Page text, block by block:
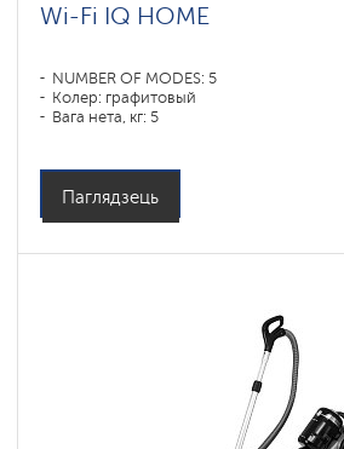
Wi-Fi IQ HOME
NUMBER OF MODES: 5
Колер: графитовый
Вага нета, кг: 5
Паглядзець